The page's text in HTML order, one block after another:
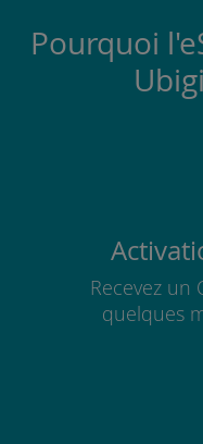
Pourquoi
Recevez un
quelques